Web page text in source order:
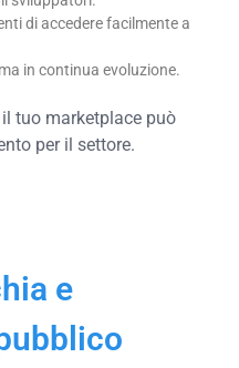
di accedere facilmente a
in continua evoluzione.
tuo marketplace può
per il settore.
e